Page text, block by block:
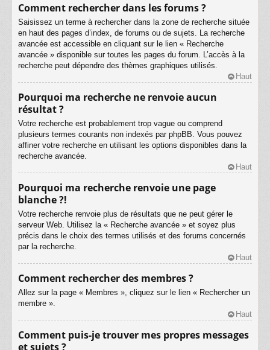
Comment rechercher dans les forums ?
Saisissez un terme à rechercher dans la zone de recherche située
en haut des pages d’index, de forums ou de sujets. La recherche
avancée est accessible en cliquant sur le lien « Recherche
avancée » disponible sur toutes les pages du forum. L’accès à la
recherche peut dépendre des thèmes graphiques utilisés.
Haut
Pourquoi ma recherche ne renvoie aucun
résultat ?
Votre recherche est probablement trop vague ou comprend
plusieurs termes courants non indexés par phpBB. Vous pouvez
affiner votre recherche en utilisant les options disponibles dans la
recherche avancée.
Haut
Pourquoi ma recherche renvoie une page
blanche ?!
Votre recherche renvoie plus de résultats que ne peut gérer le
serveur Web. Utilisez la « Recherche avancée » et soyez plus
précis dans le choix des termes utilisés et des forums concernés
par la recherche.
Haut
Comment rechercher des membres ?
Allez sur la page « Membres », cliquez sur le lien « Rechercher un
membre ».
Haut
Comment puis-je trouver mes propres messages
et sujets ?